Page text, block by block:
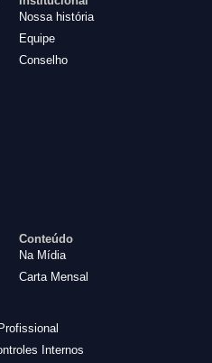
Nossa história
Equipe
Conselho
Conteúdo
Na Mídia
Carta Mensal
Internos